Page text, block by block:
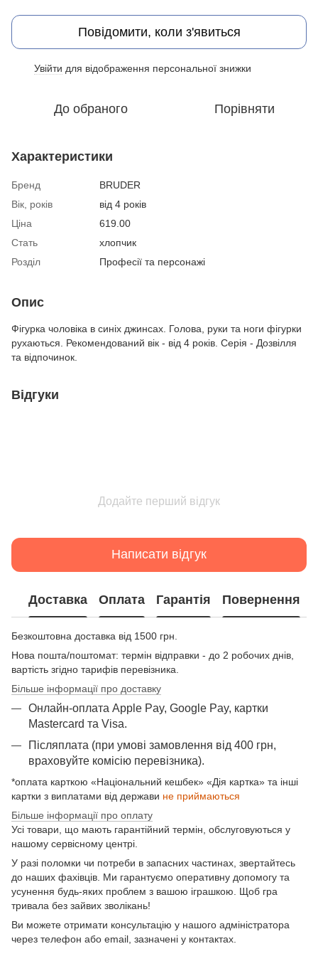
Повідомити, коли з'явиться
Увійти для відображення персональної знижки
До обраного Порівняти
Характеристики
Бренд
BRUDER
Вік, років
від 4 років
Ціна
619.00
Стать
хлопчик
Розділ
Професії та персонажі
Опис
Фігурка чоловіка в синіх джинсах. Голова, руки та ноги фігурки
рухаються. Рекомендований вік - від 4 років. Серія - Дозвілля
та відпочинок.
Відгуки
Додайте перший відгук
Написати відгук
Доставка Оплата Гарантія Повернення
Безкоштовна доставка від 1500 грн.
Нова пошта/поштомат: термін відправки - до 2 робочих днів,
вартість згідно тарифів перевізника.
Більше інформації про доставку
Онлайн-оплата Apple Pay, Google Pay, картки
Mastercard та Visа.
Післяплата (при умові замовлення від 400 грн,
враховуйте комісію перевізника).
*оплата карткою «Національний кешбек» «Дія картка» та інші
картки з виплатами від держави не приймаються
Більше інформації про оплату
Усі товари, що мають гарантійний термін, обслуговуються у
нашому сервісному центрі.
У разі поломки чи потреби в запасних частинах, звертайтесь
до наших фахівців. Ми гарантуємо оперативну допомогу та
усунення будь-яких проблем з вашою іграшкою. Щоб гра
тривала без зайвих зволікань!
Ви можете отримати консультацію у нашого адміністратора
через телефон або email, зазначені у контактах.